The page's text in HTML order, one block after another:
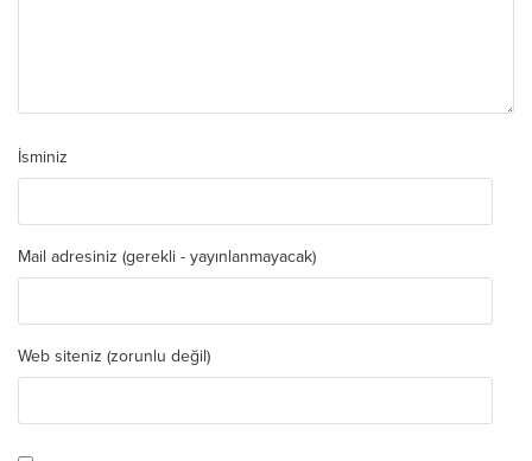
İsminiz
Mail adresiniz (gerekli - yayınlanmayacak)
Web siteniz (zorunlu değil)